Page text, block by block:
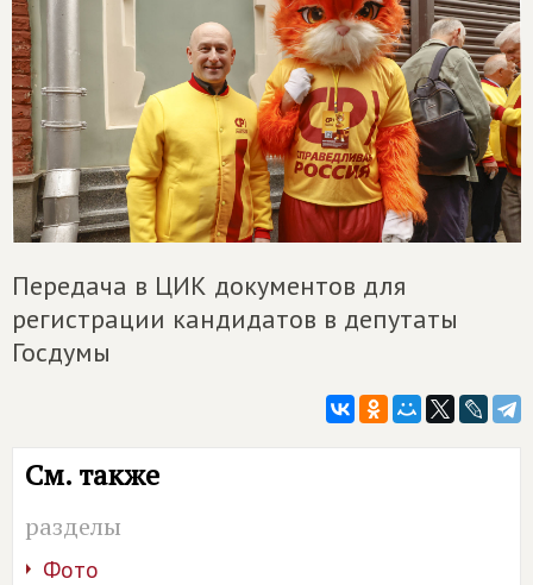
Передача в ЦИК документов для
регистрации кандидатов в депутаты
Госдумы
См. также
разделы
Фото